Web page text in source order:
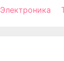
Электроника